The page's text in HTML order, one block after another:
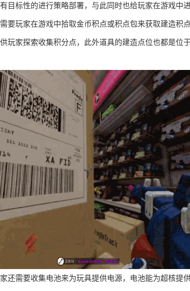
目标性的进行策略部署，与此同时也给玩家在游戏中
要玩家在游戏中拾取金币积点或积点包来获取建造积
玩家探索收集积分点，此外道具的建造点位也都是位
还需要收集电池来为玩具提供电源，电池能为超核提